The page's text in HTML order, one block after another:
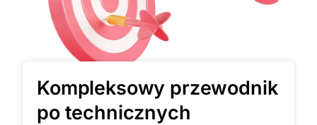
Kompleksowy przewodnik
po technicznych